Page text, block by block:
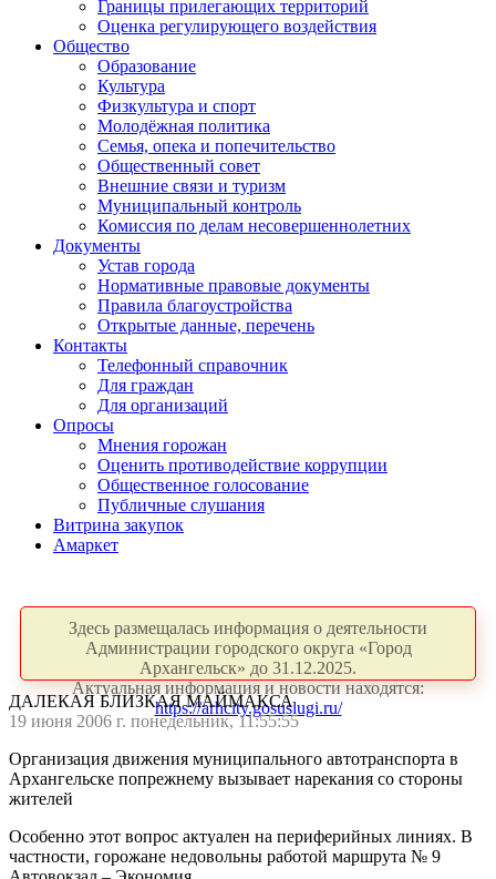
Границы прилегающих территорий
Оценка регулирующего воздействия
Общество
Образование
Культура
Физкультура и спорт
Молодёжная политика
Семья, опека и попечительство
Общественный совет
Внешние связи и туризм
Муниципальный контроль
Комиссия по делам несовершеннолетних
Документы
Устав города
Нормативные правовые документы
Правила благоустройства
Открытые данные, перечень
Контакты
Телефонный справочник
Для граждан
Для организаций
Опросы
Мнения горожан
Оценить противодействие коррупции
Общественное голосование
Публичные слушания
Витрина закупок
Амаркет
Здесь размещалась информация о деятельности
Администрации городского округа «Город
Архангельск» до 31.12.2025.
Актуальная информация и новости находятся:
https://arhcity.gosuslugi.ru/
ДАЛЕКАЯ БЛИЗКАЯ МАЙМАКСА
19 июня 2006 г. понедельник, 11:55:55
Организация движения муниципального автотранспорта в
Архангельске по­прежнему вызывает нарекания со стороны
жителей
Особенно этот вопрос актуален на периферийных линиях. В
частности, горожане недовольны работой маршрута № 9